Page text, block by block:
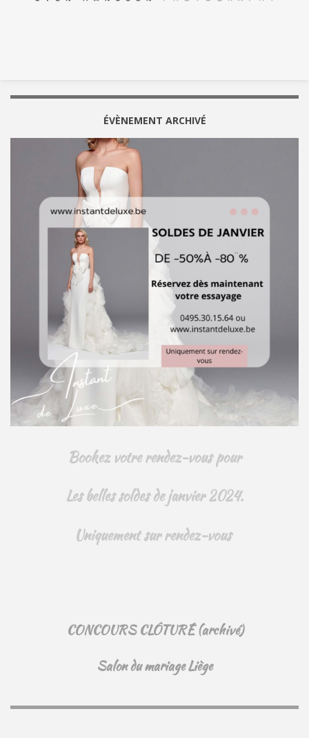
ÉVÈNEMENT ARCHIVÉ
Bookez votre rendez-vous pour
Les belles soldes de janvier 2024.
Uniquement sur rendez-vous
CONCOURS CLÔTURÉ (archivé)
Salon du mariage Liège